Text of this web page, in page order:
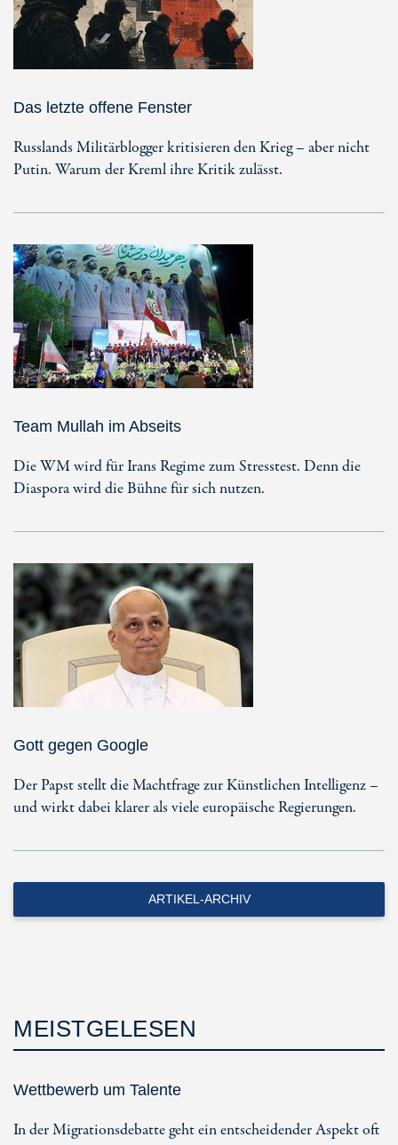
Das letzte offene Fenster
Russlands Militärblogger kritisieren den Krieg – aber nicht
Putin. Warum der Kreml ihre Kritik zulässt.
Team Mullah im Abseits
Die WM wird für Irans Regime zum Stresstest. Denn die
Diaspora wird die Bühne für sich nutzen.
Gott gegen Google
Der Papst stellt die Machtfrage zur Künstlichen Intelligenz –
und wirkt dabei klarer als viele europäische Regierungen.
ARTIKEL-ARCHIV
MEISTGELESEN
Wettbewerb um Talente
In der Migrationsdebatte geht ein entscheidender Aspekt oft